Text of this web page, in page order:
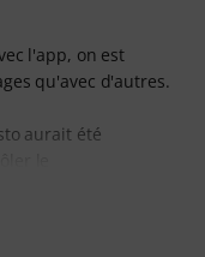
l'app, on est
qu'avec d'autres.
aurait été